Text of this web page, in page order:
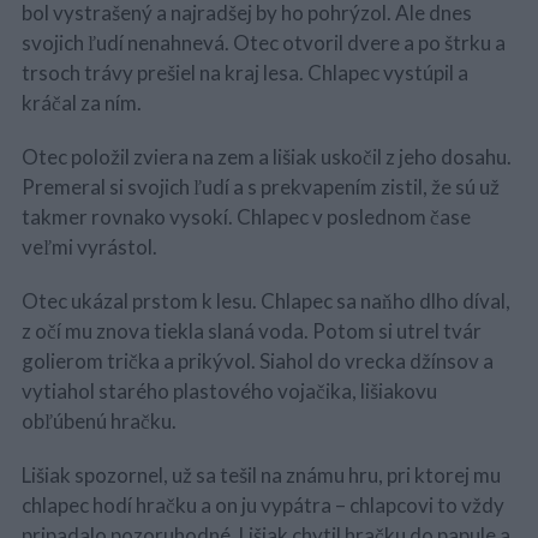
bol vystrašený a najradšej by ho pohrýzol. Ale dnes
svojich ľudí nenahnevá. Otec otvoril dvere a po štrku a
trsoch trávy prešiel na kraj lesa. Chlapec vystúpil a
kráčal za ním.
Otec položil zviera na zem a lišiak uskočil z jeho dosahu.
Premeral si svojich ľudí a s prekvapením zistil, že sú už
takmer rovnako vysokí. Chlapec v poslednom čase
veľmi vyrástol.
Otec ukázal prstom k lesu. Chlapec sa naňho dlho díval,
z očí mu znova tiekla slaná voda. Potom si utrel tvár
golierom trička a prikývol. Siahol do vrecka džínsov a
vytiahol starého plastového vojačika, lišiakovu
obľúbenú hračku.
Lišiak spozornel, už sa tešil na známu hru, pri ktorej mu
chlapec hodí hračku a on ju vypátra – chlapcovi to vždy